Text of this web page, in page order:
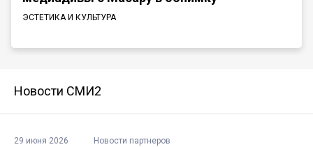
ЭСТЕТИКА И КУЛЬТУРА
Новости СМИ2
29 июня 2026 Новости партнеров